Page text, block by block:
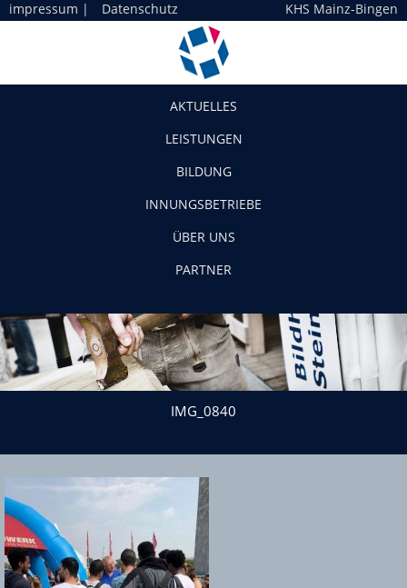
impressum | Datenschutz KHS Mainz-Bingen
AKTUELLES
LEISTUNGEN
BILDUNG
INNUNGSBETRIEBE
ÜBER UNS
PARTNER
IMG_0840